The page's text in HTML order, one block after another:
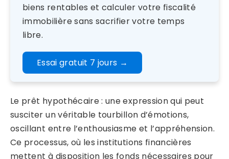
biens rentables et calculer votre fiscalité
immobilière sans sacrifier votre temps
libre.
Essai gratuit 7 jours →
Le prêt hypothécaire : une expression qui peut
susciter un véritable tourbillon d’émotions,
oscillant entre l’enthousiasme et l’appréhension.
Ce processus, où les institutions financières
mettent à disposition les fonds nécessaires pour